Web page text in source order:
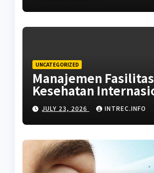
UNCATEGORIZED
Manajemen
Kesehatan
Panduan Memilih
Rumah Sakit dan
Ahli
JULY 23, 2026 INTREC.INFO